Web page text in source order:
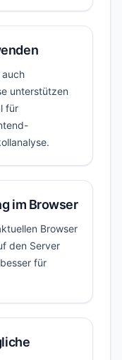
auch
unterstützen
für
im Browser
Browser
den Server
für